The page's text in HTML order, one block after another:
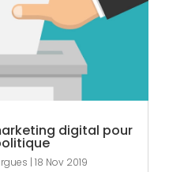
digital pour
| 18 Nov 2019